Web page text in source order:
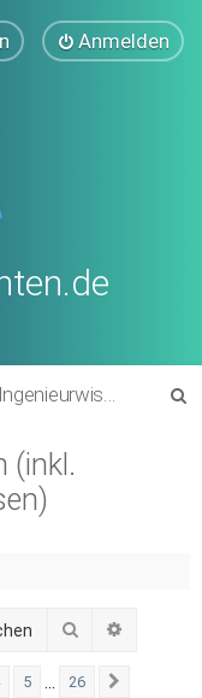
Anmelden
Ingenieurwissenschaften (inkl. Wirtschaftsingenieurwesen)
(inkl.
Suche
5 26